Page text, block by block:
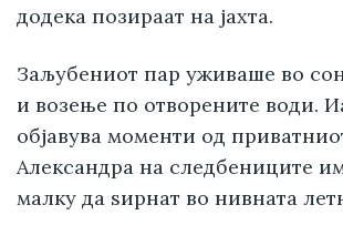
додека позираат на јахта.
Заљубениот пар уживаше во
и возење по отворените води.
објавува моменти од
Александра на следбениците
малку да ѕирнат во нивната